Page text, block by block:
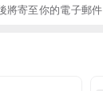
將寄至你的電子郵件